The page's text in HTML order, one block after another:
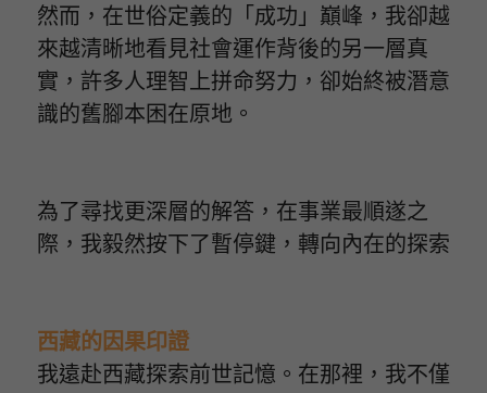
然而，在世俗定義的「成功」巔峰，我卻越
來越清晰地看見社會運作背後的另一層真
實 ， 許多人理智上拼命努力，卻始終被潛意
識的舊腳本困在原地。
為了尋找更深層的解答，在事業最順遂之
際，我毅然按下了暫停鍵，轉向內在的探索
西藏的因果印證
我遠赴西藏探索前世記憶。在那裡，我不僅